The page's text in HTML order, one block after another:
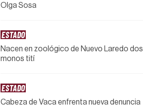
Olga Sosa
ESTADO
Nacen en zoológico de Nuevo Laredo dos
monos tití
ESTADO
Cabeza de Vaca enfrenta nueva denuncia